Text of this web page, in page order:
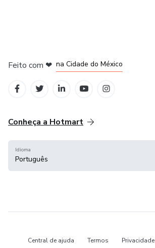
Feito com ❤ na Cidade do México
Conheça a Hotmart
Idioma
Português
Central de ajuda Termos Privacidade